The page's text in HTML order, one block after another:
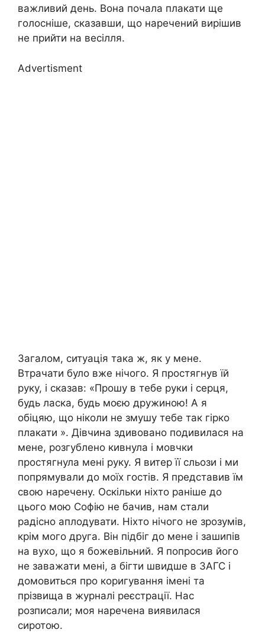
важливий день. Вона почала плакати ще
голосніше, сказавши, що наречений вирішив
не прийти на весілля.
Advertisment
Загалом, ситуація така ж, як у мене.
Втрачати було вже нічого. Я простягнув їй
руку, і сказав: «Прошу в тебе руки і серця,
будь ласка, будь моєю дружиною! А я
обіцяю, що ніколи не змушу тебе так гірко
плакати ». Дівчина здивовано подивилася на
мене, розгублено кивнула і мовчки
простягнула мені руку. Я витер її сльози і ми
попрямували до моїх гостів. Я представив їм
свою наречену. Оскільки ніхто раніше до
цього мою Софію не бачив, нам стали
радісно аплодувати. Ніхто нічого не зрозумів,
крім мого друга. Він підбіг до мене і зашипів
на вухо, що я божевільний. Я попросив його
не заважати мені, а бігти швидше в ЗАГС і
домовиться про коригування імені та
прізвища в журналі реєстрації. Нас
розписали; моя наречена виявилася
сиротою.